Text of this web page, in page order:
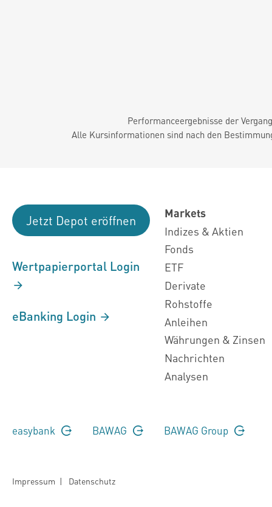
Performanceergebnisse der
Alle Kursinformationen sind nach den
Jetzt Depot eröffnen
Wertpapierportal Login
eBanking Login
Markets
Indizes & Aktien
Fonds
ETF
Derivate
Rohstoffe
Anleihen
Währungen & Zinsen
Nachrichten
Analysen
easybank BAWAG BAWAG Group
Impressum | Datenschutz